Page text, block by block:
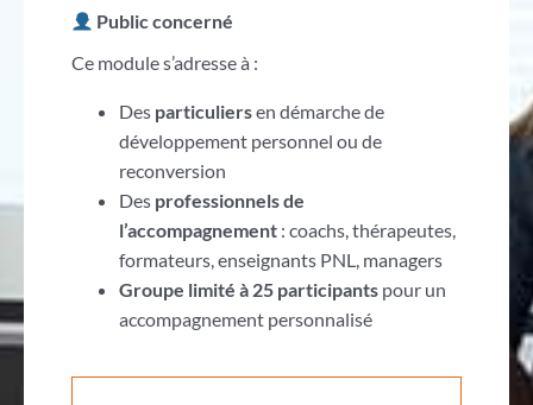
Public concerné
Ce module s’adresse à :
Des particuliersen démarche de
développement personnel ou de
reconversion
Des professionnels de
l’accompagnement: coachs, thérapeutes,
formateurs, enseignants PNL, managers
Groupe limité à 25 participantspour un
accompagnement personnalisé